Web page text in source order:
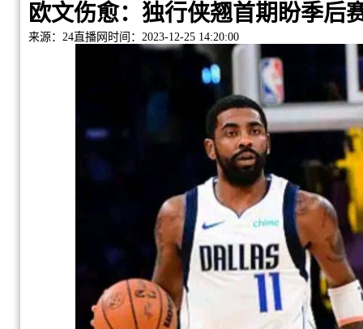
欧文伤愈：独行侠翘首期盼季后
来源：24直播网 时间：2023-12-25 14:20:00